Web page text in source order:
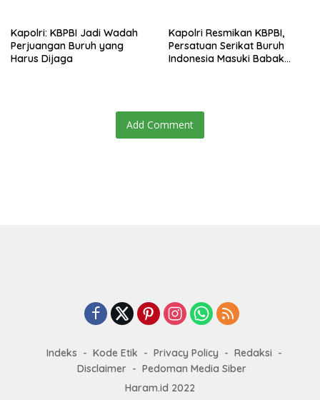
Kapolri: KBPBI Jadi Wadah
Perjuangan Buruh yang
Harus Dijaga
Kapolri Resmikan KBPBI,
Persatuan Serikat Buruh
Indonesia Masuki Babak
Add Comment
Indeks Kode Etik Privacy Policy
Redaksi
Disclaimer
Pedoman Media Siber
Haram.id 2022